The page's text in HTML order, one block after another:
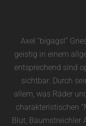
Axel “bigagsl”
geistig in einem
entsprechend sind
sichtbar. Durch
allem, was Räder
charakteristischen
Blut, Baumstreichler